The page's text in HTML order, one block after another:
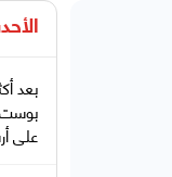
بعد
على